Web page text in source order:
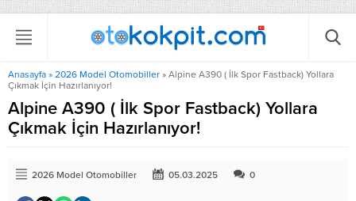
Anasayfa » 2026 Model Otomobiller » Alpine A390 ( İlk Spor Fastback) Yollara
Çıkmak İçin Hazırlanıyor!
Alpine A390 ( İlk Spor Fastback) Yollara
Çıkmak İçin Hazırlanıyor!
2026 Model Otomobiller 05.03.2025 0